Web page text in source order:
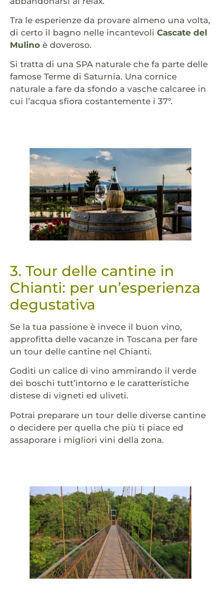
Tra le esperienze da provare almeno una volta,
di certo il bagno nelle incantevoli Cascate del
Mulino è doveroso.
Si tratta di una SPA naturale che fa parte delle
famose Terme di Saturnia. Una cornice
naturale a fare da sfondo a vasche calcaree in
cui l’acqua sfiora costantemente i 37°.
3. Tour delle cantine in
Chianti: per un’esperienza
degustativa
Se la tua passione è invece il buon vino,
approfitta delle vacanze in Toscana per fare
un tour delle cantine nel Chianti.
Goditi un calice di vino ammirando il verde
dei boschi tutt’intorno e le caratteristiche
distese di vigneti ed uliveti.
Potrai preparare un tour delle diverse cantine
o decidere per quella che più ti piace ed
assaporare i migliori vini della zona.